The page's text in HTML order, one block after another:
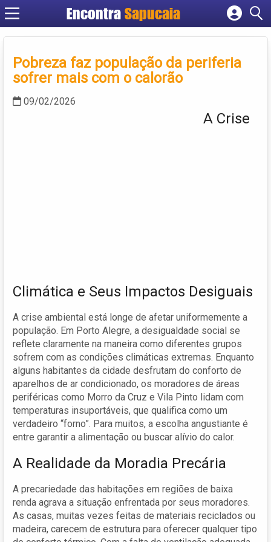
Encontra
Cadastrar empresa
Criar conta
Pobreza faz população da periferia
sofrer mais com o calorão
09/02/2026
A Crise
Climática e Seus Impactos Desiguais
A crise ambiental está longe de afetar uniformemente a
população. Em Porto Alegre, a desigualdade social se
reflete claramente na maneira como diferentes grupos
sofrem com as condições climáticas extremas. Enquanto
alguns habitantes da cidade desfrutam do conforto de
aparelhos de ar condicionado, os moradores de áreas
periféricas como Morro da Cruz e Vila Pinto lidam com
temperaturas insuportáveis, que qualifica como um
verdadeiro “forno”. Para muitos, a escolha angustiante é
entre garantir a alimentação ou buscar alívio do calor.
A Realidade da Moradia Precária
A precariedade das habitações em regiões de baixa
renda agrava a situação enfrentada por seus moradores.
As casas, muitas vezes feitas de materiais reciclados ou
madeira, carecem de estrutura para oferecer qualquer tipo